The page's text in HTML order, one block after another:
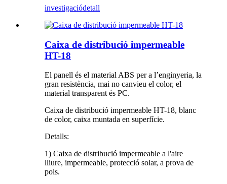
investigaciódetall
Caixa de distribució impermeable
HT-18
El panell és el material ABS per a l’enginyeria, la
gran resistència, mai no canvieu el color, el
material transparent és PC.
Caixa de distribució impermeable HT-18, blanc
de color, caixa muntada en superfície.
Detalls:
1) Caixa de distribució impermeable a l'aire
lliure, impermeable, protecció solar, a prova de
pols.